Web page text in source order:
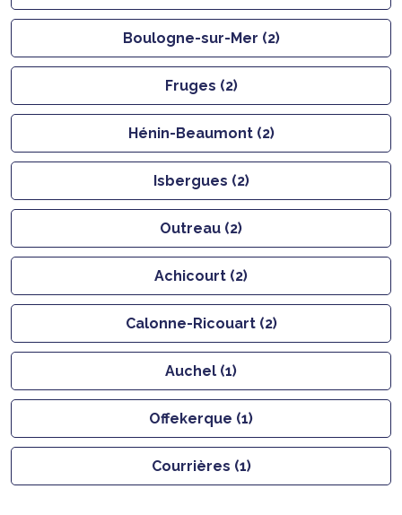
Boulogne-sur-Mer (2)
Fruges (2)
Hénin-Beaumont (2)
Isbergues (2)
Outreau (2)
Achicourt (2)
Calonne-Ricouart (2)
Auchel (1)
Offekerque (1)
Courrières (1)